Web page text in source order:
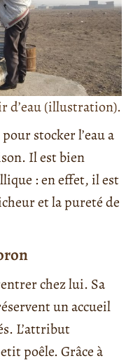
d’eau (illustration).
stocker l’eau a
Il est bien
: en effet, il est
et la pureté de
chez lui. Sa
un accueil
L’attribut
poêle. Grâce à